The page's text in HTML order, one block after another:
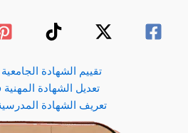
تقييم الشهادة
تعديل الشهادة المهنية
تعريف الشهادة